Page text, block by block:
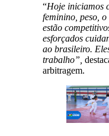
“Hoje iniciamos
feminino, peso, o
estão
esforçados
ao brasileiro.
trabalho”,
arbitragem.